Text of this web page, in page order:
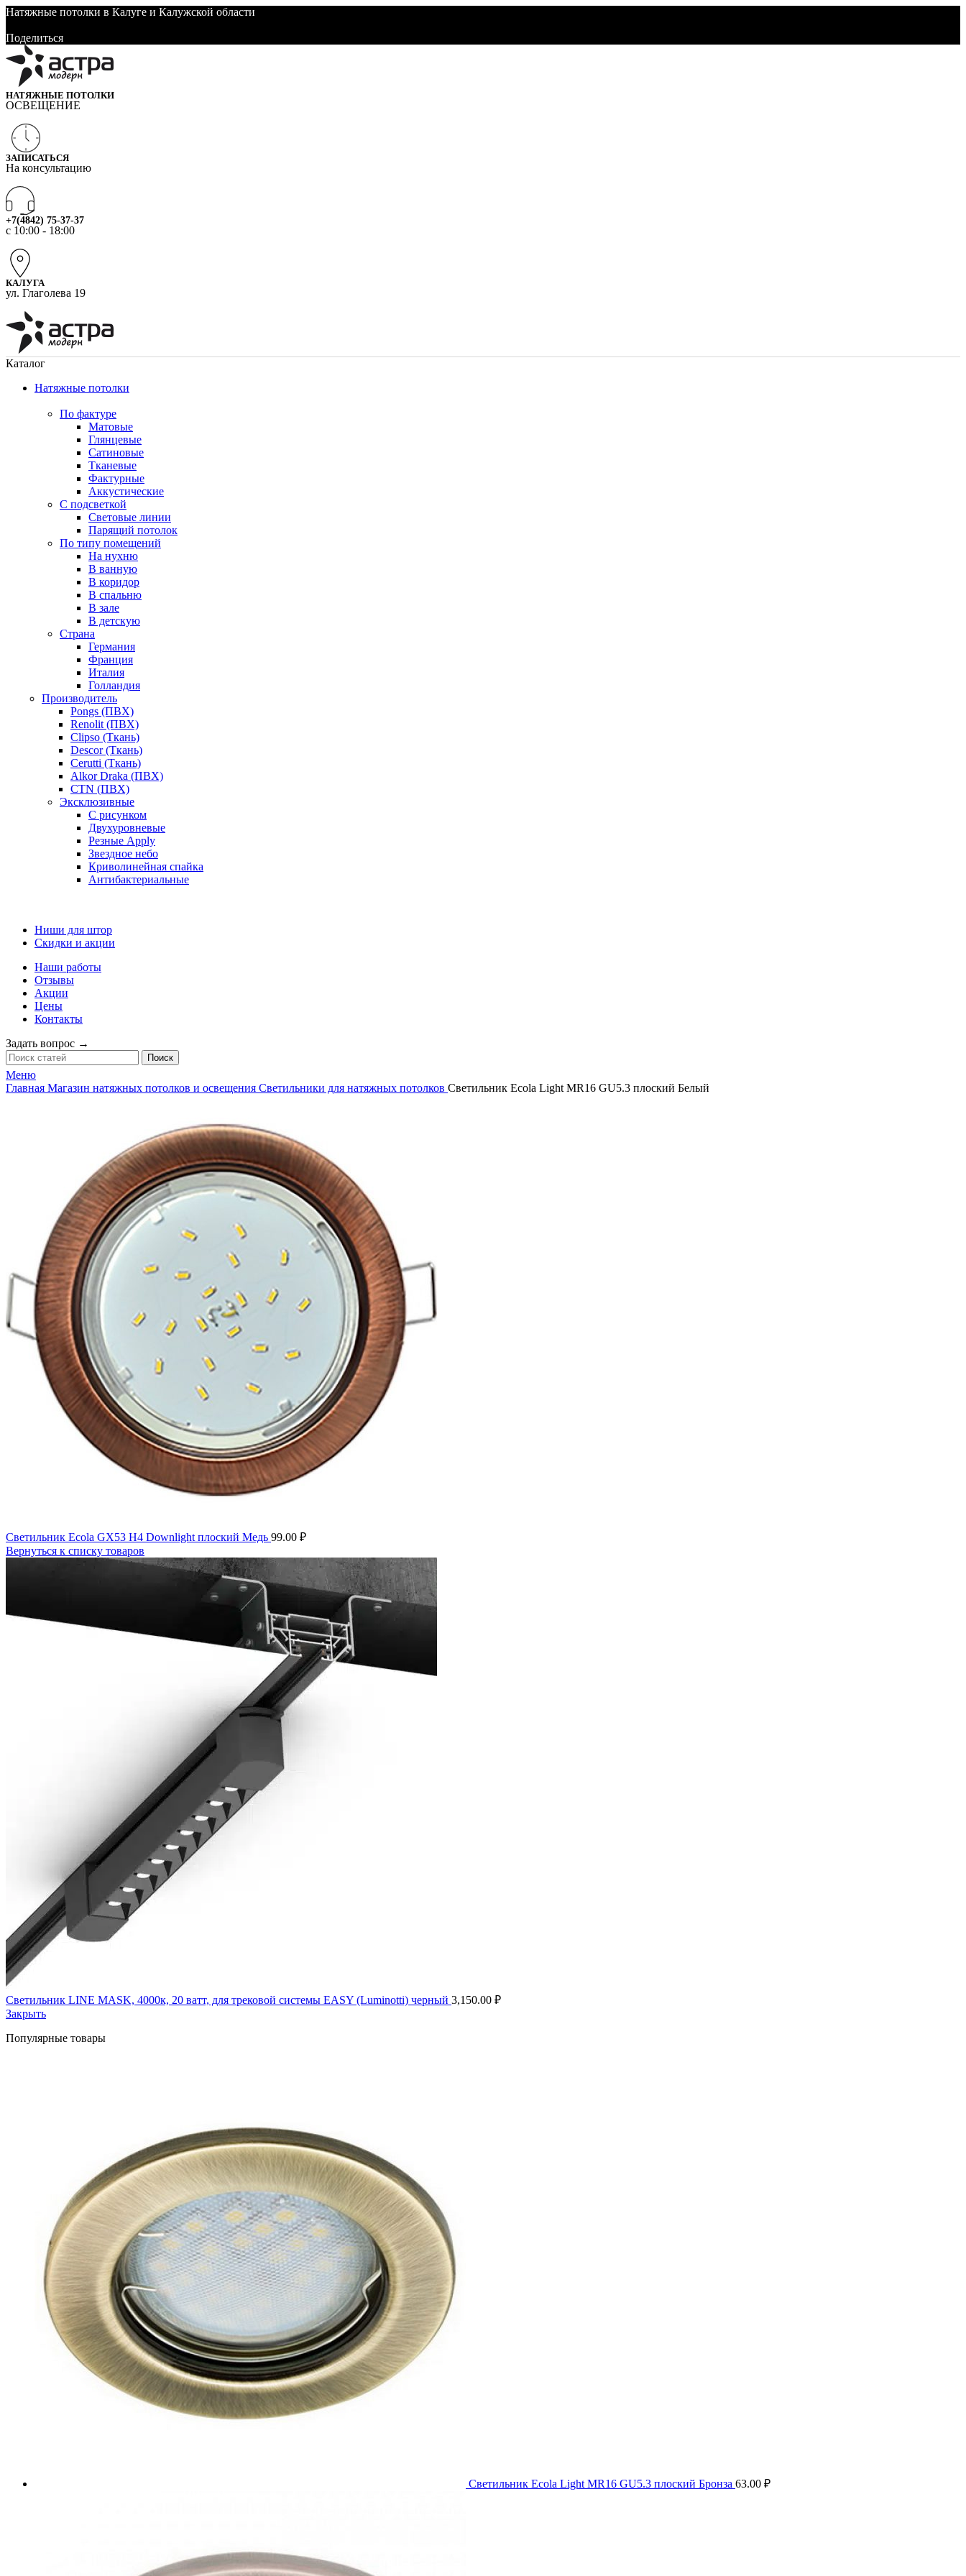
Натяжные потолки в Калуге и Калужской области
Поделиться
НАТЯЖНЫЕ ПОТОЛКИ
ОСВЕЩЕНИЕ
ЗАПИСАТЬСЯ
На консультацию
+7(4842) 75-37-37
c 10:00 - 18:00
КАЛУГА
ул. Глаголева 19
Каталог
Натяжные потолки
По фактуре
Матовые
Глянцевые
Сатиновые
Тканевые
Фактурные
Аккустические
С подсветкой
Световые линии
Парящий потолок
По типу помещений
На нухню
В ванную
В коридор
В спальню
В зале
В детскую
Страна
Германия
Франция
Италия
Голландия
Производитель
Pongs (ПВХ)
Renolit (ПВХ)
Clipso (Ткань)
Descor (Ткань)
Cerutti (Ткань)
Alkor Draka (ПВХ)
CTN (ПВХ)
Эксклюзивные
С рисунком
Двухуровневые
Резные Apply
Звездное небо
Криволинейная спайка
Антибактериальные
Ниши для штор
Скидки и акции
Наши работы
Отзывы
Акции
Цены
Контакты
Задать вопрос →
Поиск
Меню
Главная Магазин натяжных потолков и освещения Светильники для натяжных потолков Светильник Ecola Light MR16 GU5.3 плоский Белый
Светильник Ecola GX53 H4 Downlight плоский Медь 99.00 ₽
Вернуться к списку товаров
Светильник LINE MASK, 4000к, 20 ватт, для трековой системы EASY (Luminotti) черный 3,150.00 ₽
Закрыть
Популярные товары
Светильник Ecola Light MR16 GU5.3 плоский Бронза 63.00 ₽